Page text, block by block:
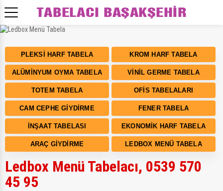
Bizden Fiyat Almadan Ledbox Menü Tabela Yaptırmayın!
PLEKSI HARF TABELA KROM HARF TABELA
ALÜMINYUM OYMA TABELA VINIL GERME TABELA
TOTEM TABELA OFIS TABELALARI
CAM CEPHE GIYDIRME FENER TABELA
İNŞAAT TABELASI EKONOMIK HARF TABELA
ARAÇ GIYDIRME LEDBOX MENÜ TABELA
Ledbox Menü Tabelacı, 0539 570
45 95